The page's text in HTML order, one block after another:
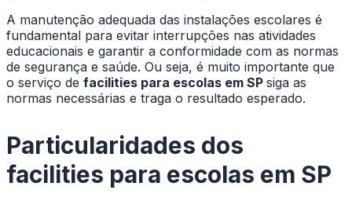
A manutenção adequada das instalações escolares é
fundamental para evitar interrupções nas atividades
educacionais e garantir a conformidade com as normas
de segurança e saúde. Ou seja, é muito importante que
o serviço de facilities para escolas em SP siga as
normas necessárias e traga o resultado esperado.
Particularidades dos
facilities para escolas em SP